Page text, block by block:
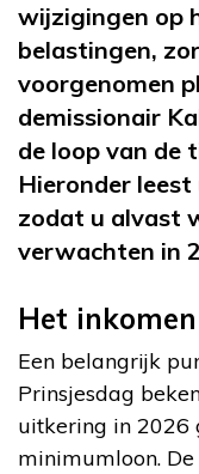
wijzigingen op
belastingen,
voorgenomen
demissionair
de loop van de
Hieronder
zodat u alvast
verwachten in
Het inkomen
Een belangrijk
Prinsjesdag
uitkering in 2026
minimumloon.